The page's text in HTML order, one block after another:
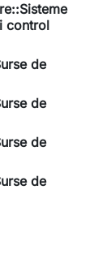
control
de
de
de
de